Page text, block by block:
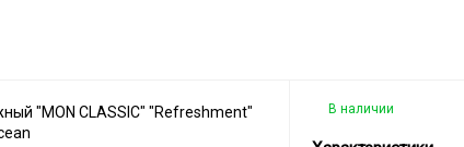
В наличии